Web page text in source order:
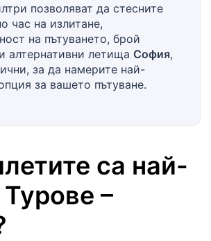
позволяват да стесните
час на излитане,
на пътуването, брой
алтернативни летища София,
за да намерите най-
за вашето пътуване.
са най-
Турове –